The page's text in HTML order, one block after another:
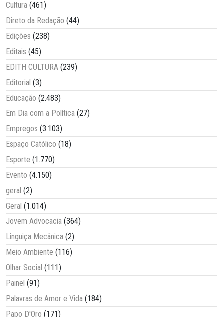
Cultura (461)
Direto da Redação (44)
Edições (238)
Editais (45)
EDITH CULTURA (239)
Editorial (3)
Educação (2.483)
Em Dia com a Política (27)
Empregos (3.103)
Espaço Católico (18)
Esporte (1.770)
Evento (4.150)
geral (2)
Geral (1.014)
Jovem Advocacia (364)
Linguiça Mecânica (2)
Meio Ambiente (116)
Olhar Social (111)
Painel (91)
Palavras de Amor e Vida (184)
Papo D'Oro (171)